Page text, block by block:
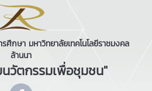
กษา มหาวิทยาลัยเทคโนโลยีราชมงคล
ล้านนา
วัตกรรมเพื่อชุมชน"